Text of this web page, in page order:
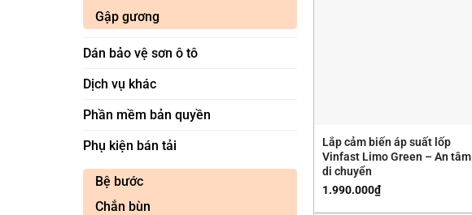
Gập gương
Dán bảo vệ sơn ô tô
Dịch vụ khác
Phần mềm bản quyền
Phụ kiện bán tải
Bệ bước
Chắn bùn
Lắp cảm biến áp suất lốp
Vinfast Limo Green – An tâm
di chuyển
1.990.000₫